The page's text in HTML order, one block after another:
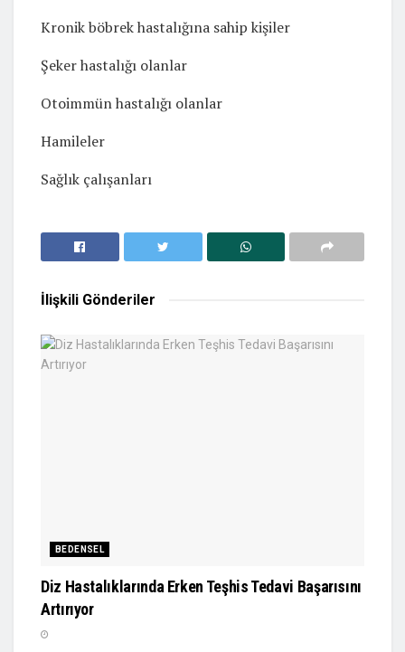
Kronik böbrek hastalığına sahip kişiler
Şeker hastalığı olanlar
Otoimmün hastalığı olanlar
Hamileler
Sağlık çalışanları
İlişkili Gönderiler
BEDENSEL
Diz Hastalıklarında Erken Teşhis Tedavi Başarısını
Artırıyor